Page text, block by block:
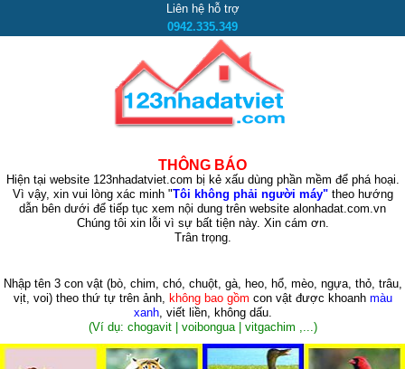
Liên hệ hỗ trợ
0942.335.349
THÔNG BÁO
Hiện tại website 123nhadatviet.com bị kẻ xấu dùng phần mềm để phá hoại.
Vì vậy, xin vui lòng xác minh "Tôi không phải người máy"theo hướng
dẫn bên dưới để tiếp tục xem nội dung trên website alonhadat.com.vn
Chúng tôi xin lỗi vì sự bất tiện này. Xin cám ơn.
Trân trọng.
Nhập tên 3 con vật (bò, chim, chó, chuột, gà, heo, hổ, mèo, ngựa, thỏ, trâu,
vịt, voi)theo thứ tự trên ảnh, không bao gồm con vật được khoanh màu
xanh, viết liền, không dấu.
(Ví dụ: chogavit | voibongua | vitgachim ,...)